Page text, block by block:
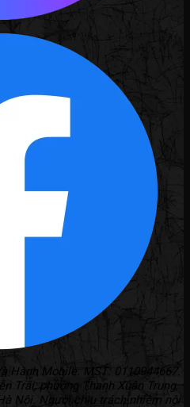
Hành Mobile. MST: 0110944667.
Trãi, phường Thanh Xuân Trung,
Nội. Người chịu trách nhiệm nội